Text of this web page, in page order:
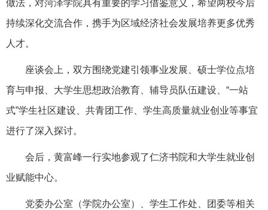
做法，对菏泽学院具有重要的学习借鉴意义，希望两校今后
持续深化交流合作，携手为区域经济社会发展培养更多优秀
人才。
座谈会上，双方围绕党建引领事业发展、硕士学位点培
育与申报、大学生思想政治教育、辅导员队伍建设、“一站
式”学生社区建设、共青团工作、学生高质量就业创业等事宜
进行了深入探讨。
会后，黄富峰一行实地参观了仁济书院和大学生就业创
业赋能中心。
党委办公室（学院办公室）、学生工作处、团委等相关